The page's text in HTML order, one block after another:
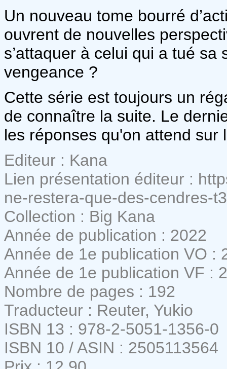
Un nouveau tome bourré
ouvrent de nouvelles
s’attaquer à celui qui a tué
vengeance ?
Cette série est toujours un
de connaître la suite. Le
les réponses qu'on attend
Editeur : Kana
Lien présentation éditeur :
ne-restera-que-des-cendres-
Collection : Big Kana
Année de publication : 2022
Année de 1e publication VO :
Année de 1e publication VF :
Nombre de pages : 192
Traducteur : Reuter, Yukio
ISBN 13 : 978-2-5051-1356-0
ISBN 10 / ASIN : 2505113564